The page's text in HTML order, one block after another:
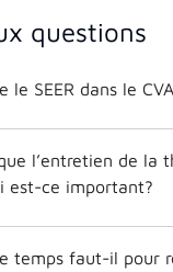
questions
le SEER dans le
l’entretien de la
est-ce important?
temps faut-il pour